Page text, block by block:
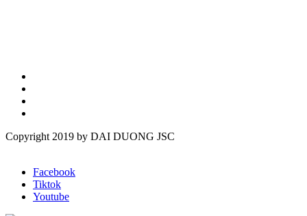
Copyright 2019 by DAI DUONG JSC
Facebook
Tiktok
Youtube